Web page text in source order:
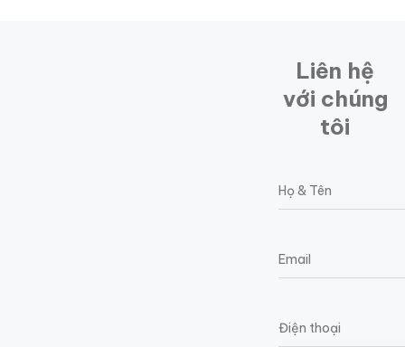
Liên hệ
với chúng
tôi